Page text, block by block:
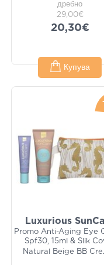
дребно
29,00€
20,30€
Купува
Luxurious
Promo Anti-Aging Eye
Spf30, 15ml & Slik
Natural Beige BB Cre